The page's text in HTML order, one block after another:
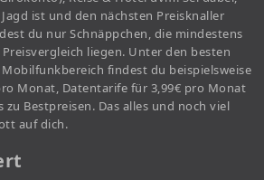
ist und den nächsten Preisknaller
du nur Schnäppchen, die mindestens
liegen. Unter den besten
findest du beispielsweise
Monat, Datentarife für 3,99€ pro Monat
Bestpreisen. Das alles und noch viel
auf dich.